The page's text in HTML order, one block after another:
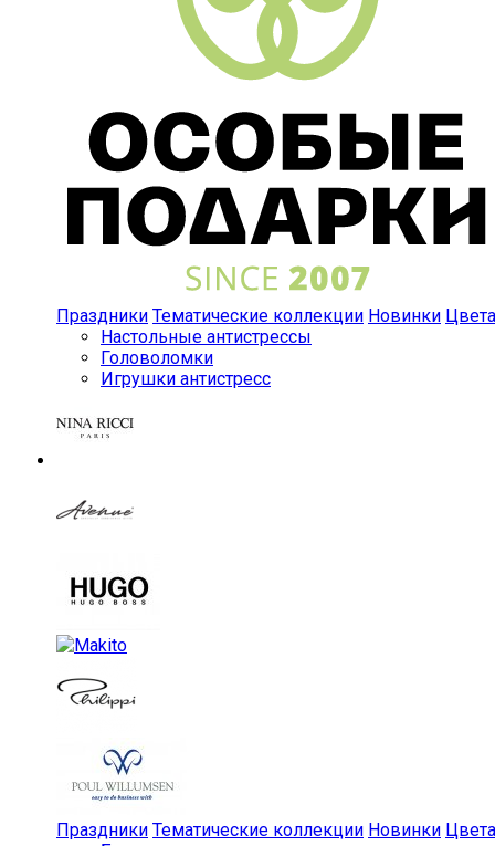
Праздники Тематические коллекции Новинки Цвета
Настольные антистрессы
Головоломки
Игрушки антистресс
Праздники Тематические коллекции Новинки Цвета